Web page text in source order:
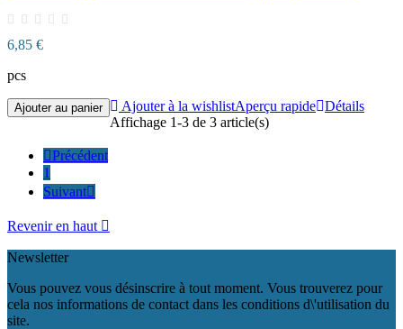
6,85 €
pcs
Ajouter au panier Ajouter à la wishlistAperçu rapide Détails
Affichage 1-3 de 3 article(s)
Précédent
1
Suivant
Revenir en haut 
Newsletter
Vous pouvez vous désinscrire à tout moment. Vous trouverez pour
cela nos informations de contact dans les conditions d\'utilisation du
site.